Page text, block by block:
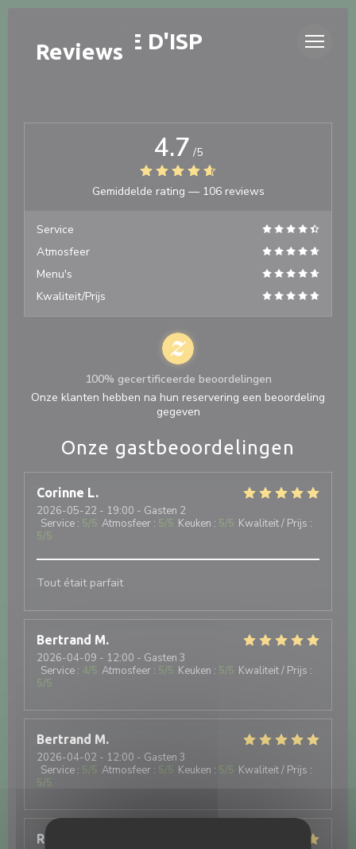
LA TABLÉE D'ISP
Reviews
Onze gastbeoordelingen
Corinne L
2026-05-22 - 19:00 - Gasten 2
Service : 5/5 Atmosfeer : 5/5 Keuken : 5/5 Kwaliteit / Prijs :
5/5
Tout était parfait
Bertrand M
2026-04-09 - 12:00 - Gasten 3
Service : 4/5 Atmosfeer : 5/5 Keuken : 5/5 Kwaliteit / Prijs :
5/5
Bertrand M
2026-04-02 - 12:00 - Gasten 3
Service : 5/5 Atmosfeer : 5 /5 Keuken : 5 /5 Kwaliteit / Prijs :
5/5
Rolande
4.7 /5
Gemiddelde rating — 106 reviews
Service
Atmosfeer
Menu's
Kwaliteit/Prijs
100% gecertificeerde beoordelingen
Onze klanten hebben na hun reservering een beoordeling
gegeven